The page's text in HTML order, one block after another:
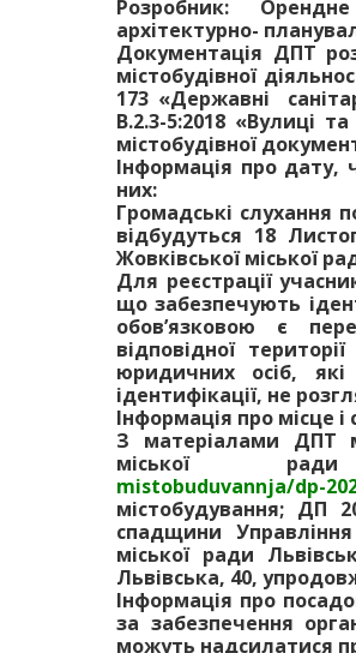
Розробник:
архітектурно-
Документація ДПТ
містобудівної
173 «Державні
В.2.3-5:2018 «Вулиці
містобудівної
Інформація про дату,
них:
Громадські слухання
відбудуться 18
Жовківської міської
Для реєстрації
що забезпечують
обов’язковою є
відповідної
юридичних осіб,
ідентифікації, не
Інформація про місце
З матеріалами ДПТ
міської
mistobuduvannja/dp-
містобудування; ДП
спадщини
міської ради
Львівська, 40,
Інформація про
за забезпечення
можуть надсилатися